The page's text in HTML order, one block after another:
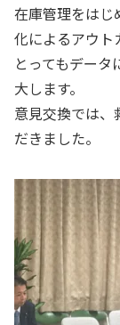
在庫管理をはじ
化によるアウト
とってもデー
大します。
意見交換では
だきました。